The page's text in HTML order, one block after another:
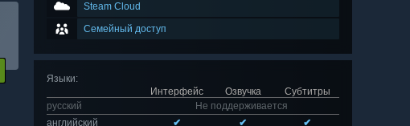
Steam Cloud
Семейный доступ
Языки:
Интерфейс
Озвучка
Субтитры
русский
Не поддерживается
английский
✔ ✔ ✔